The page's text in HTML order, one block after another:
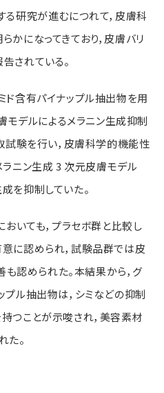
る研究が進むにつれて，皮膚科
かになってきており，皮膚バリ
されている。
ド含有パイナップル抽出物を用
モデルによるメラニン生成抑制
試験を行い，皮膚科学的機能性
ラニン生成 3 次元皮膚モデル
を抑制していた。
いても，プラセボ群 と比較し
に認められ，試験品群では皮
も認められた。本結果から，グ
プル抽出物は，シミなどの抑制
つことが示唆され，美容素材
た。